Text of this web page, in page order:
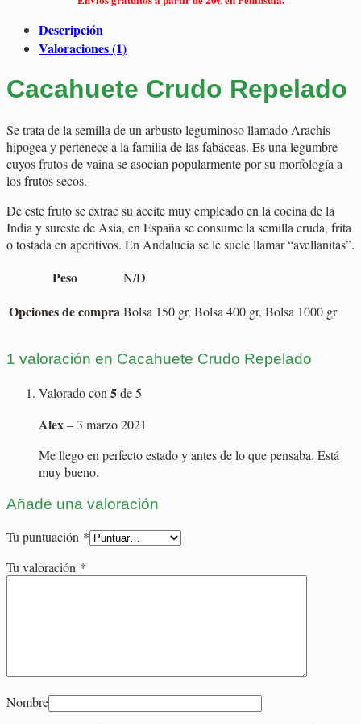
Descripción
Valoraciones (1)
Cacahuete Crudo Repelado
Se trata de la semilla de un arbusto leguminoso llamado Arachis
hipogea y pertenece a la familia de las fabáceas. Es una legumbre
cuyos frutos de vaina se asocian popularmente por su morfología a
los frutos secos.
De este fruto se extrae su aceite muy empleado en la cocina de la
India y sureste de Asia, en España se consume la semilla cruda, frita
o tostada en aperitivos. En Andalucía se le suele llamar “avellanitas”.
Peso N/D
Opciones de compraBolsa 150 gr, Bolsa 400 gr, Bolsa 1000 gr
1 valoración en Cacahuete Crudo Repelado
Valorado con 5de 5
Alex– 3 marzo 2021
Me llego en perfecto estado y antes de lo que pensaba. Está
muy bueno.
Añade una valoración
Tu puntuación *
Tu valoración *
Nombre